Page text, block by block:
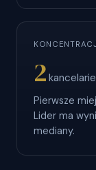
2
Pierwsze
Lider ma
mediany.